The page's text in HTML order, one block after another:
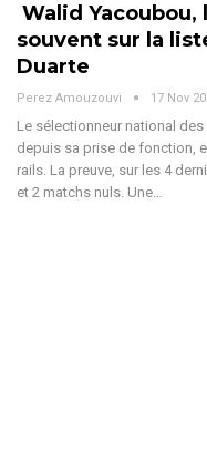
Walid
souvent sur la
Duarte
Perez Amouzouvi 17 Nov
Le sélectionneur national
depuis sa prise de fonction,
rails. La preuve, sur les 4
et 2 matchs nuls. Une…